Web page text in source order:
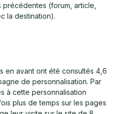
(forum, article,
la destination).
en avant ont été consultés 4,6
de personnalisation. Par
à cette personnalisation
plus de temps sur les pages